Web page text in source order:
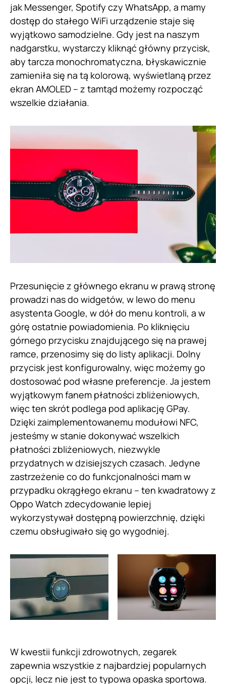
jak Messenger, Spotify czy WhatsApp, a mamy
dostęp do stałego WiFi urządzenie staje się
wyjątkowo samodzielne. Gdy jest na naszym
nadgarstku, wystarczy kliknąć główny przycisk,
aby tarcza monochromatyczna, błyskawicznie
zamieniła się na tą kolorową, wyświetlaną przez
ekran AMOLED – z tamtąd możemy rozpocząć
wszelkie działania.
Przesunięcie z głównego ekranu w prawą stronę
prowadzi nas do widgetów, w lewo do menu
asystenta Google, w dół do menu kontroli, a w
górę ostatnie powiadomienia. Po kliknięciu
górnego przycisku znajdującego się na prawej
ramce, przenosimy się do listy aplikacji. Dolny
przycisk jest konfigurowalny, więc możemy go
dostosować pod własne preferencje. Ja jestem
wyjątkowym fanem płatności zbliżeniowych,
więc ten skrót podlega pod aplikację GPay.
Dzięki zaimplementowanemu modułowi NFC,
jesteśmy w stanie dokonywać wszelkich
płatności zbliżeniowych, niezwykle
przydatnych w dzisiejszych czasach. Jedyne
zastrzeżenie co do funkcjonalności mam w
przypadku okrągłego ekranu – ten kwadratowy z
Oppo Watch zdecydowanie lepiej
wykorzystywał dostępną powierzchnię, dzięki
czemu obsługiwało się go wygodniej.
W kwestii funkcji zdrowotnych, zegarek
zapewnia wszystkie z najbardziej popularnych
opcji, lecz nie jest to typowa opaska sportowa.